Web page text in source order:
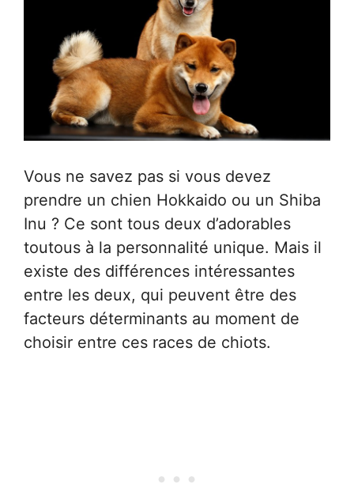
Vous ne savez pas si vous devez
prendre un chien Hokkaido ou un Shiba
Inu ? Ce sont tous deux d’adorables
toutous à la personnalité unique. Mais il
existe des différences intéressantes
entre les deux, qui peuvent être des
facteurs déterminants au moment de
choisir entre ces races de chiots.